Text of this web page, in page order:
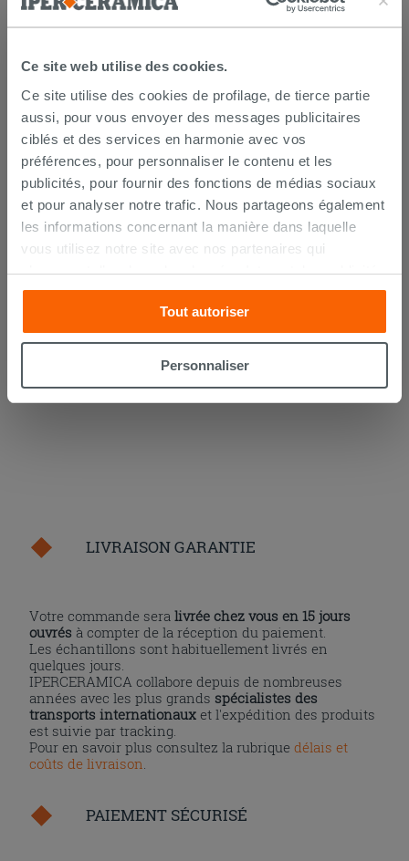
Ce site web utilise des cookies.
Ce site utilise des cookies de profilage, de tierce partie
aussi, pour vous envoyer des messages publicitaires
ciblés et des services en harmonie avec vos
préférences, pour personnaliser le contenu et les
publicités, pour fournir des fonctions de médias sociaux
et pour analyser notre trafic. Nous partageons également
les informations concernant la manière dans laquelle
vous utilisez notre site avec nos partenaires qui
s’occupent d’analyser les données Internet, les publicités
et les réseaux sociaux. Lesdits partenaires pourraient
combiner ces informations avec d’autres que vous leur
avez fournies ou qu’ils ont recueillies à partir de votre
utilisation sur leurs services. Si vous souhaitez en savoir
cookies, ou à quelques-uns seulement,cliquez iciou
Tout autoriser
Personnaliser
Carrelage Quilt Black 20x20 grès
cérame effet carreaux de ciment
24,99 € /M2
AJOUTER AU PANIER
LIVRAISON GARANTIE
Votre commande seralivrée chez vous en 15 jours
ouvrés à compter de la réception du paiement.
Les échantillons sont habituellement livrés en
quelques jours.
IPERCERAMICA collabore depuis de nombreuses
années avec les plus grands spécialistes des
transports internationaux et l'expédition des produits
est suivie par tracking.
Pour en savoir plus consultez la rubriquedélais et
coûts de livraison
PAIEMENT SÉCURISÉ